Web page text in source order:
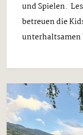
und Spielen.
betreuen die
unterhaltsamen